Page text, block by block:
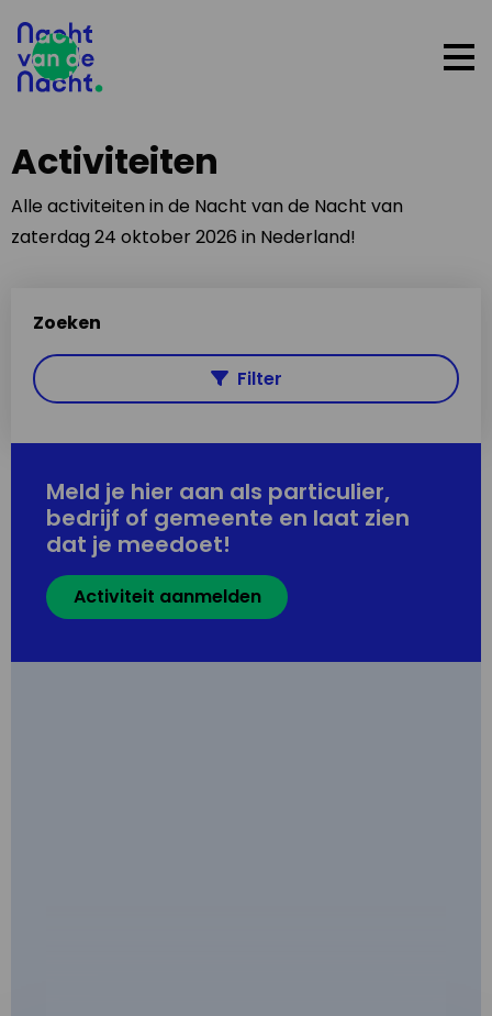
Activiteiten
Alle activiteiten in de Nacht van de Nacht van
zaterdag 24 oktober 2026 in Nederland!
Zoeken
Filter
Meld je hier aan als particulier,
bedrijf of gemeente en laat zien
dat je meedoet!
Activiteit aanmelden